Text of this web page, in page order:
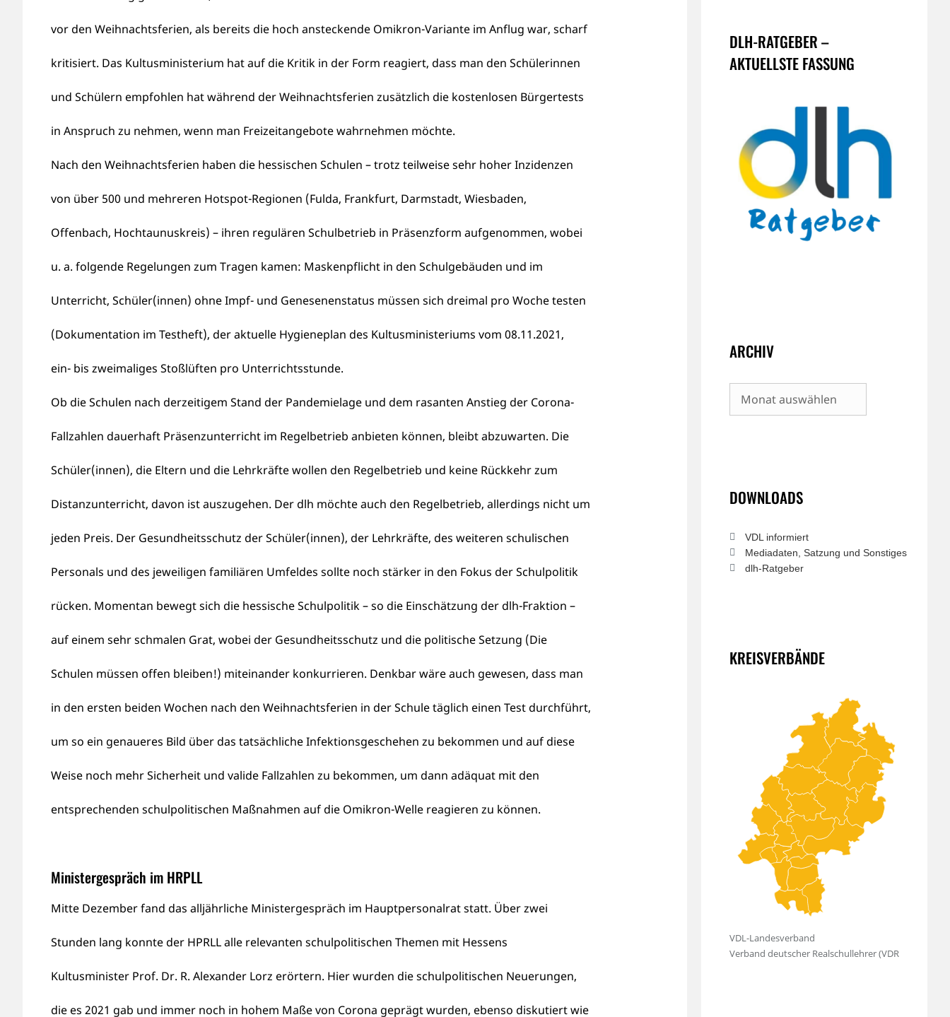
vor den Weihnachtsferien, als bereits die hoch ansteckende Omikron-Variante im Anflug war, scharf
kritisiert. Das Kultusministerium hat auf die Kritik in der Form reagiert, dass man den Schülerinnen
und Schülern empfohlen hat während der Weihnachtsferien zusätzlich die kostenlosen Bürgertests
in Anspruch zu nehmen, wenn man Freizeitangebote wahrnehmen möchte.
Nach den Weihnachtsferien haben die hessischen Schulen – trotz teilweise sehr hoher Inzidenzen
von über 500 und mehreren Hotspot-Regionen (Fulda, Frankfurt, Darmstadt, Wiesbaden,
Offenbach, Hochtaunuskreis) – ihren regulären Schulbetrieb in Präsenzform aufgenommen, wobei
u. a. folgende Regelungen zum Tragen kamen: Maskenpflicht in den Schulgebäuden und im
Unterricht, Schüler(innen) ohne Impf- und Genesenenstatus müssen sich dreimal pro Woche testen
(Dokumentation im Testheft), der aktuelle Hygieneplan des Kultusministeriums vom 08.11.2021,
ein- bis zweimaliges Stoßlüften pro Unterrichtsstunde.
Ob die Schulen nach derzeitigem Stand der Pandemielage und dem rasanten Anstieg der Corona-
Fallzahlen dauerhaft Präsenzunterricht im Regelbetrieb anbieten können, bleibt abzuwarten. Die
Schüler(innen), die Eltern und die Lehrkräfte wollen den Regelbetrieb und keine Rückkehr zum
Distanzunterricht, davon ist auszugehen. Der dlh möchte auch den Regelbetrieb, allerdings nicht um
jeden Preis. Der Gesundheitsschutz der Schüler(innen), der Lehrkräfte, des weiteren schulischen
Personals und des jeweiligen familiären Umfeldes sollte noch stärker in den Fokus der Schulpolitik
rücken. Momentan bewegt sich die hessische Schulpolitik – so die Einschätzung der dlh-Fraktion –
auf einem sehr schmalen Grat, wobei der Gesundheitsschutz und die politische Setzung (Die
Schulen müssen offen bleiben!) miteinander konkurrieren. Denkbar wäre auch gewesen, dass man
in den ersten beiden Wochen nach den Weihnachtsferien in der Schule täglich einen Test durchführt,
um so ein genaueres Bild über das tatsächliche Infektionsgeschehen zu bekommen und auf diese
Weise noch mehr Sicherheit und valide Fallzahlen zu bekommen, um dann adäquat mit den
entsprechenden schulpolitischen Maßnahmen auf die Omikron-Welle reagieren zu können.
Ministergespräch im HRPLL
Mitte Dezember fand das alljährliche Ministergespräch im Hauptpersonalrat statt. Über zwei
Stunden lang konnte der HPRLL alle relevanten schulpolitischen Themen mit Hessens
Kultusminister Prof. Dr. R. Alexander Lorz erörtern. Hier wurden die schulpolitischen Neuerungen,
die es 2021 gab und immer noch in hohem Maße von Corona geprägt wurden, ebenso diskutiert wie
DLH-RATGEBER –
AKTUELLSTE FASSUNG
ARCHIV
Archiv
DOWNLOADS
VDL informiert
Mediadaten, Satzung und Sonstiges
dlh-Ratgeber
KREISVERBÄNDE